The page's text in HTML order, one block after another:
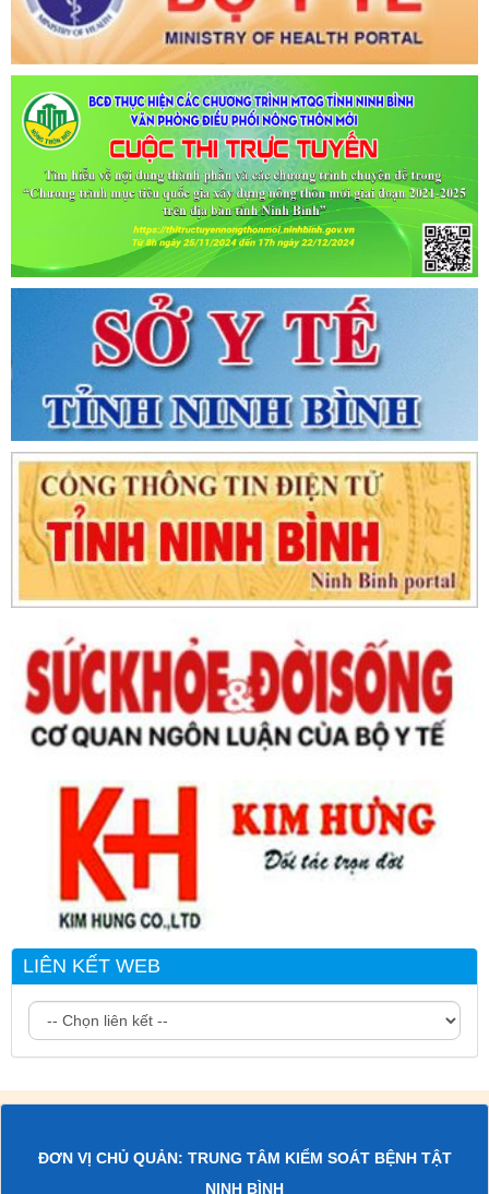
KHAI BÁO Y TẾ THEO THÔNG BÁO KHẨN CỦA BỘ Y TẾ)
Ngày ban hành: (06/07/2021) -Ngày hiệu lực: (06/07/2021)
Tên:(CẬP NHẬT DANH SÁCH CÁC ĐỊA ĐIỂM NGUY CƠ CẦN
KHAI BÁO Y TẾ THEO THÔNG BÁO KHẨN CỦA BỘ Y TẾ)
Ngày ban hành: (02/07/2021) -Ngày hiệu lực: (02/07/2021)
LIÊN KẾT WEB
ĐƠN VỊ CHỦ QUẢN: TRUNG TÂM KIỂM SOÁT BỆNH TẬT
NINH BÌNH